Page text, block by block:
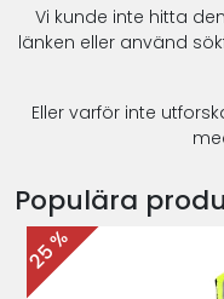
Vi kunde inte hitta
länken eller använd
Eller varför inte
Populära
25 %